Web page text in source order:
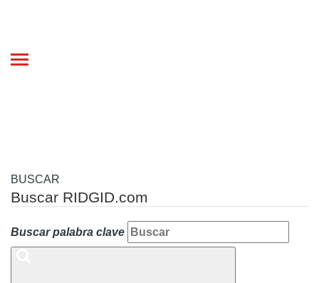
Toggle
BUSCAR
Buscar RIDGID.com
Buscar palabra clave